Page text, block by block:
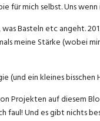
für mich selbst. Uns
Basteln etc angeht.
meine Stärke (wobei
(und ein kleines
Projekten auf diesem
Und es gibt nichts